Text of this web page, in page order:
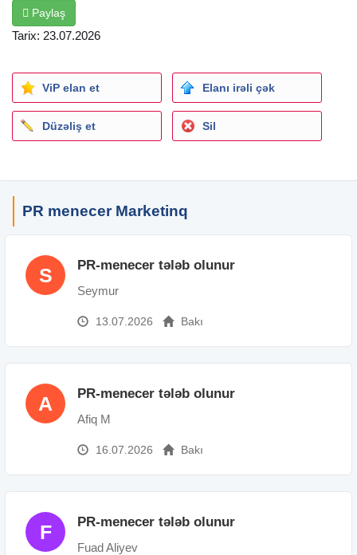
İş yerinin ünvanı: Babək prospekti
Paylaş
Tarix: 23.07.2026
ViP elan et Elanı irəli çək
Düzəliş et Sil
PR menecer Marketinq
S PR-menecer tələb olunur
Seymur
13.07.2026 Bakı
A PR-menecer tələb olunur
Afiq M
16.07.2026 Bakı
F PR-menecer tələb olunur
Fuad Aliyev